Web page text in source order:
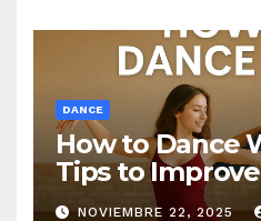
DANCE
How to Dance
Tips to
Dancing Skills
NOVIEMBRE 22, 2025